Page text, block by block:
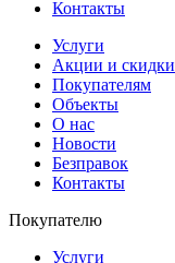
Контакты
Услуги
Акции и скидки
Покупателям
Объекты
О нас
Новости
Безправок
Контакты
Покупателю
Услуги